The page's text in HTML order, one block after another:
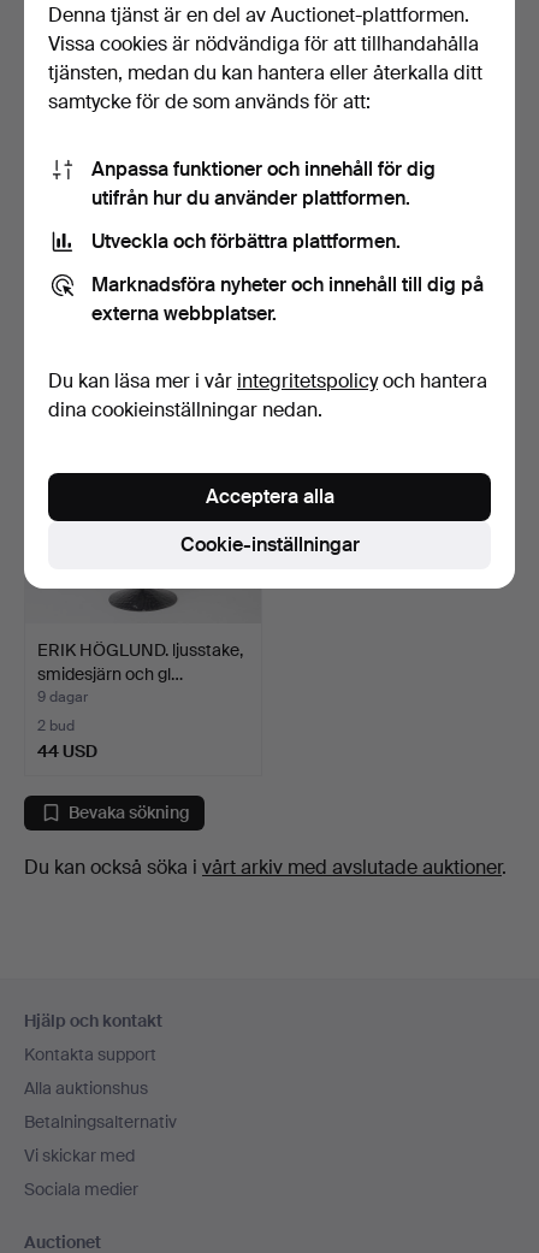
VÄGGAPPLIQUER, ett par,
nyrenässans, vitme…
8 dagar
Värdering
LJUSSTAKAR,ett par,
9 dagar
ERIK HÖGLUND. ljusstake,
smidesjärn och gl…
9 dagar
2 bud
44 USD
Bevaka sökning
Du kan också söka i vårt arkiv med avslutade auktioner.
Hjälp och kontakt
Kontakta support
Alla auktionshus
Betalningsalternativ
Vi skickar med
Sociala medier
Auctionet
Denna tjänst är en del av Auctionet-plattformen.
Vissa cookies är nödvändiga för att tillhandahålla
tjänsten, medan du kan hantera eller återkalla ditt
samtycke för de som används för att:
Anpassa funktioner och innehåll för dig
utifrån hur du använder plattformen.
Utveckla och förbättra plattformen.
Marknadsföra nyheter och innehåll till dig på
externa webbplatser.
Du kan läsa mer i vår integritetspolicyoch hantera
dina cookieinställningar nedan.
Cookie-inställningar
Acceptera alla